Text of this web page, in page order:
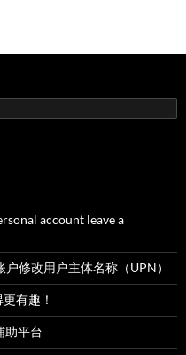
account leave a
修改用户主体名称（UPN）
有趣！
助平台